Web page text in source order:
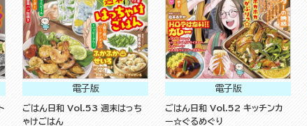
電子版
ごはん日和 Vol.53 週末はっち
ゃけごはん
電子版
ごはん日和 Vol.52 キッチンカ
ー☆ぐるめぐり